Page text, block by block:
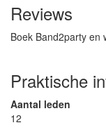
Reviews
Boek Band2party en
Praktische
Aantal leden
12